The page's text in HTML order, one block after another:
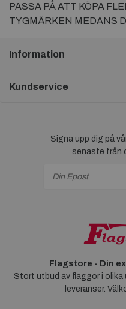
PASSA PÅ ATT KÖPA
TYGMÄRKEN MEDANS
Information
Kundservice
Signa upp dig på
senaste från
Flagstore - Din
Stort utbud av flaggor i olika
leveranser.